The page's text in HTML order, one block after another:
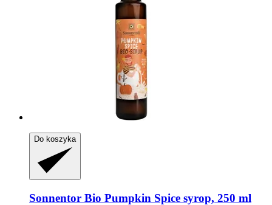
Do koszyka
Sonnentor Bio Pumpkin Spice syrop, 250 ml